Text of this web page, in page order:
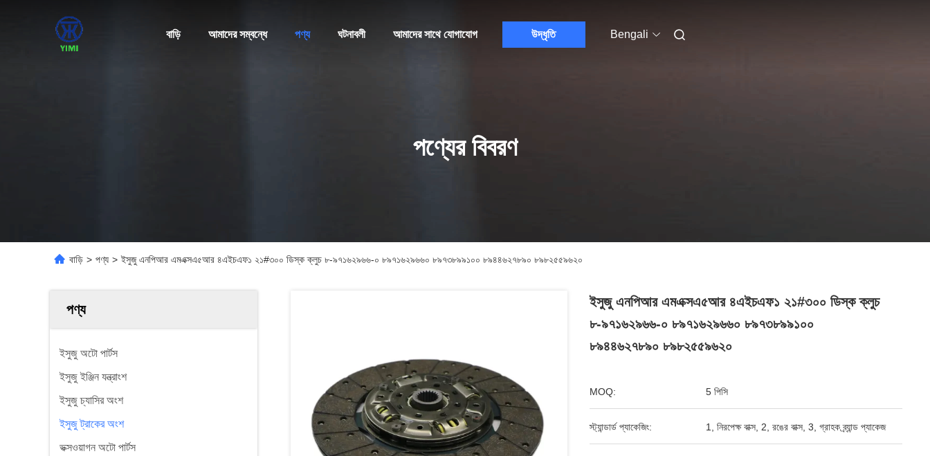
বাড়ি আমাদের সম্বন্ধে পণ্য ঘটনাবলী আমাদের সাথে যোগাযোগ উদ্ধৃতি Bengali
পণ্যের বিবরণ
বাড়ি > পণ্য > ইসুজু এনপিআর এমএক্সএ৫আর ৪এইচএফ১ ২১#৩০০ ডিস্ক ক্লুচ ৮-৯৭১৬২৯৬৬-০ ৮৯৭১৬২৯৬৬০ ৮৯৭৩৮৯৯১০০ ৮৯৪৪৬২৭৮৯০ ৮৯৮২৫৫৯৬২০
পণ্য
ইসুজু অটো পার্টস
ইসুজু ইঞ্জিন যন্ত্রাংশ
ইসুজু চ্যাসির অংশ
ইসুজু ট্রাকের অংশ
ভক্সওয়াগন অটো পার্টস
ইসুজু এনপিআর এমএক্সএ৫আর ৪এইচএফ১ ২১#৩০০ ডিস্ক ক্লুচ
৮-৯৭১৬২৯৬৬-০ ৮৯৭১৬২৯৬৬০ ৮৯৭৩৮৯৯১০০
৮৯৪৪৬২৭৮৯০ ৮৯৮২৫৫৯৬২০
MOQ: 5 পিসি
স্ট্যান্ডার্ড প্যাকেজিং: 1, নিরপেক্ষ বাক্স, 2, রঙের বাক্স, 3, গ্রাহক ব্র্যান্ড প্যাকেজ